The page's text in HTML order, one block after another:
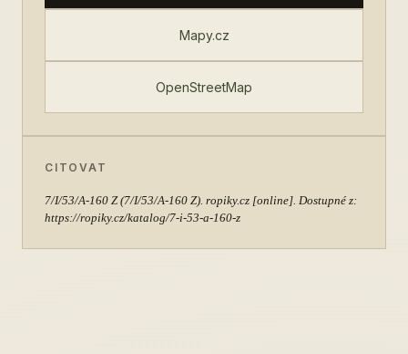
Mapy.cz
OpenStreetMap
CITOVAT
7/I/53/A-160 Z(7/I/53/A-160 Z). ropiky.cz [online]. Dostupné z:
https://ropiky.cz/katalog/7-i-53-a-160-z